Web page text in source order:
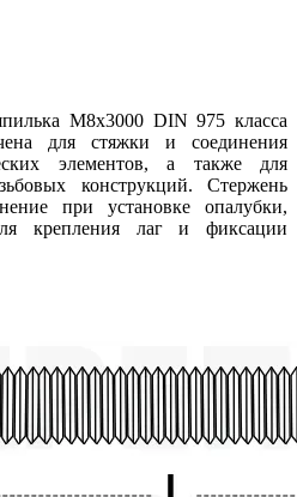
М8х3000 DIN 975 класса
для стяжки и соединения
элементов, а также для
конструкций. Стержень
при установке опалубки,
крепления лаг и фиксации